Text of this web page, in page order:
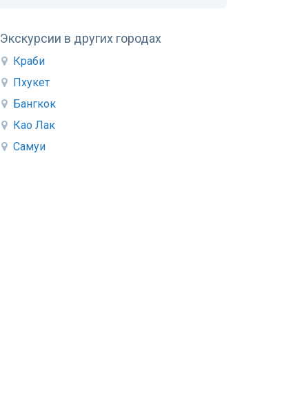
Экскурсии в других городах
Краби
Пхукет
Бангкок
Као Лак
Самуи